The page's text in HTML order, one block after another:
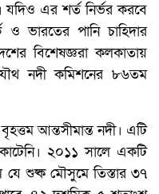
যদিও এর শর্ত নির্ভর করবে
ও ভারতের পানি চাহিদার
বিশেষজ্ঞরা কলকাতায়
নদী কমিশনের ৮৬তম
আন্তসীমান্ত নদী। এটি
২০১১ সালে একটি
যে শুষ্ক মৌসুমে তিস্তার ৩৭